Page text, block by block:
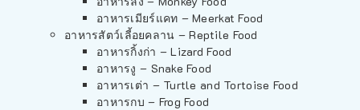
อาหารเมียร์แคท – Meerkat Food
อาหารสัตว์เลี้อยคลาน – Reptile Food
อาหารกิ้งก่า – Lizard Food
อาหารงู – Snake Food
อาหารเต่า – Turtle and Tortoise Food
อาหารกบ – Frog Food